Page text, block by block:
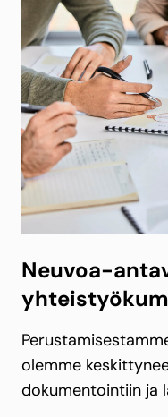
Neuvoa-
olemme
dokumentointiin ja